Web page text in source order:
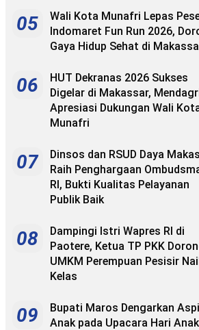
05
Wali Kota Munafri Lepas
Indomaret Fun Run 2026,
Gaya Hidup Sehat di
06
HUT Dekranas 2026 Sukses
Digelar di Makassar,
Apresiasi Dukungan Wali
Munafri
07
Dinsos dan RSUD Daya
Raih Penghargaan
RI, Bukti Kualitas Pelayanan
Publik Baik
08
Dampingi Istri Wapres RI di
Paotere, Ketua TP PKK
UMKM Perempuan Pesisir
Kelas
09
Bupati Maros Dengarkan
Anak pada Upacara Hari Anak